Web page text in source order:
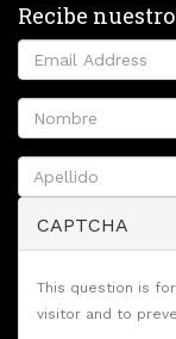
Recibe
CAPTCHA
This question is
visitor and to